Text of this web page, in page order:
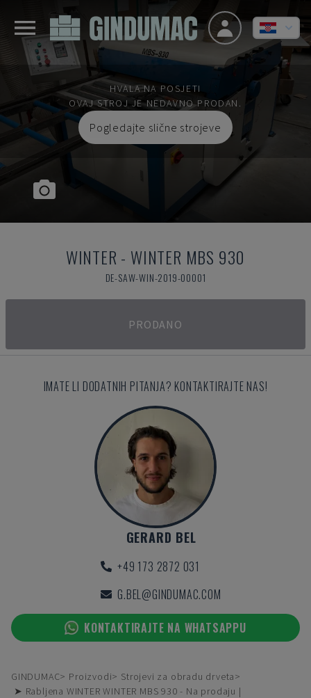
HVALA NA POSJETI
OVAJ STROJ JE NEDAVNO PRODAN.
Pogledajte slične strojeve
WINTER - WINTER MBS 930
DE-SAW-WIN-2019-00001
PRODANO
IMATE LI DODATNIH PITANJA? KONTAKTIRAJTE NAS!
GERARD BEL
+49 173 2872 031
G.BEL@GINDUMAC.COM
KONTAKTIRAJTE NA WHATSAPPU
GINDUMAC Proizvodi
Strojevi za obradu drveta
➤ Rabljena WINTER WINTER MBS 930 - Na prodaju |